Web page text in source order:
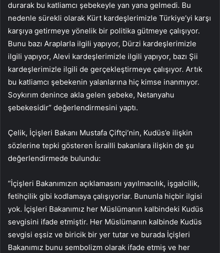
durarak bu katliamcı şebekeyle yan yana gelmedi. Bu
nedenle sürekli olarak Kürt kardeşlerimizle Türkiye’yi karşı
karşıya getirmeye yönelik bir politika gütmeye çalışıyor.
Bunu bazı Araplarla ilgili yapıyor, Dürzi kardeşlerimizle
ilgili yapıyor, Alevi kardeşlerimizle ilgili yapıyor, bazı Şii
kardeşlerimizle ilgili de gerçekleştirmeye çalışıyor. Artık
bu katliamcı şebekenin yalanlarına hiç kimse inanmıyor.
Soykırım denince akla gelen şebeke, Netanyahu
şebekesidir” değerlendirmesini yaptı.
Çelik, İçişleri Bakanı Mustafa Çiftçi’nin, Kudüs’e ilişkin
sözlerine tepki gösteren İsrailli bakanlara ilişkin de şu
değerlendirmede bulundu:
“İçişleri Bakanımızın açıklamasını yayılmacılık, işgalcilik,
fetihçilik gibi kodlamaya çalışıyorlar. Bununla hiçbir ilgisi
yok. İçişleri Bakanımız her Müslümanın kalbindeki Kudüs
sevgisini ifade etmiştir. Her Müslümanın kalbinde Kudüs
sevgisi eşsiz ve biricik bir yer tutar ve burada İçişleri
Bakanımız bunu sembolizm olarak ifade etmiş ve her